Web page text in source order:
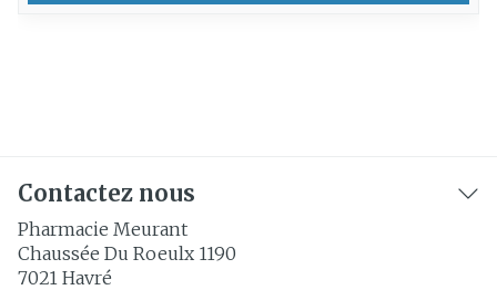
Contactez nous
Pharmacie Meurant
Chaussée Du Roeulx 1190
7021 Havré